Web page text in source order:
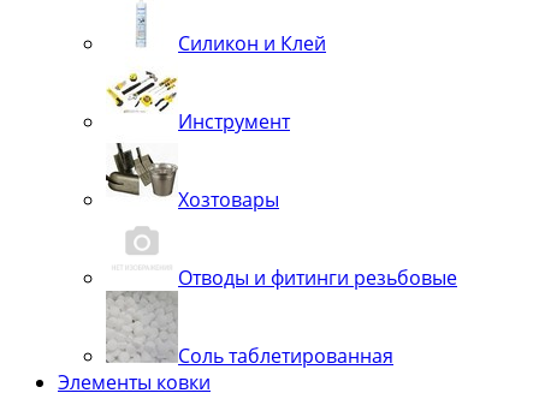
Силикон и Клей
Инструмент
Хозтовары
Отводы и фитинги резьбовые
Соль таблетированная
Элементы ковки